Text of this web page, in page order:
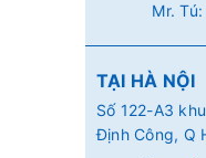
Mr.
TẠI HÀ NỘI
Số 122-A3
Định Công, Q